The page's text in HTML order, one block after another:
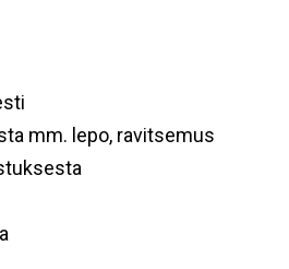
mm. lepo, ravitsemus